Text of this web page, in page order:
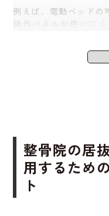
施術所としての基準を
その結果、営業開始
定しやすくなります。
前の店舗の利
あるから
例えば、電動ベッドの
実際に使ってみない
内装が自分の
がある
整骨院の居
用するため
ト